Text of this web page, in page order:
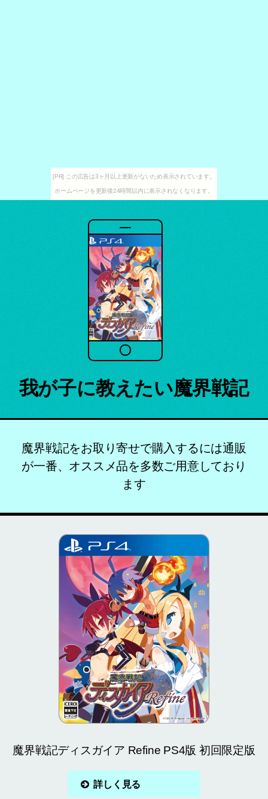
[PR] この広告は3ヶ月以上更新がないため表示されています。
ホームページを更新後24時間以内に表示されなくなります。
我が子に教えたい魔界戦記
魔界戦記をお取り寄せで購入するには通販
が一番、オススメ品を多数ご用意しており
ます
魔界戦記ディスガイア Refine PS4版 初回限定版
詳しく見る